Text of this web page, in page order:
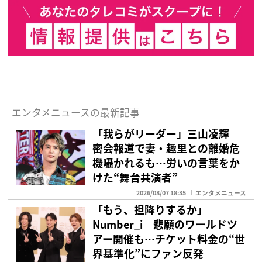
エンタメニュースの最新記事
「我らがリーダー」三山凌輝
密会報道で妻・趣里との離婚危
機囁かれるも…労いの言葉をか
けた“舞台共演者”
2026/08/07 18:35 エンタメニュース
「もう、担降りするか」
Number_i 悲願のワールドツ
アー開催も…チケット料金の“世
界基準化”にファン反発